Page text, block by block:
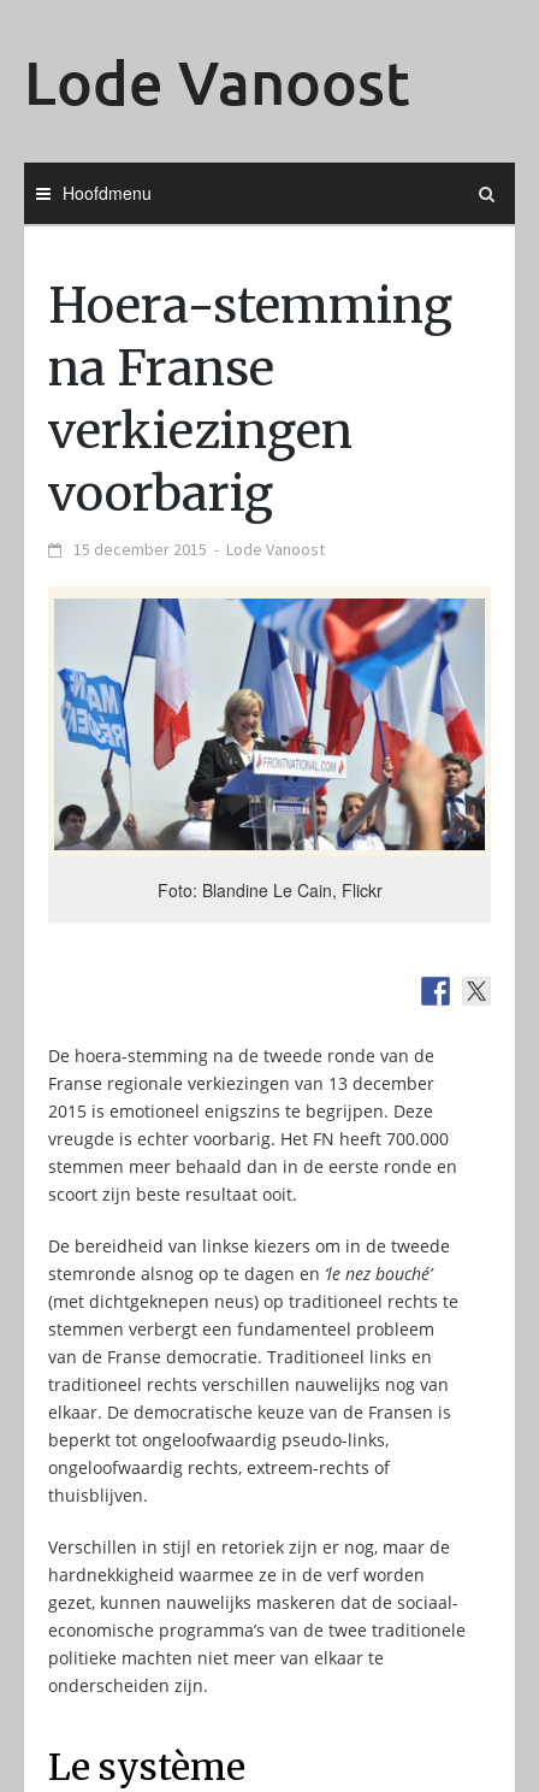
Lode Vanoost
Hoofdmenu
Hoera-stemming
na Franse
verkiezingen
voorbarig
15 december 2015 - Lode Vanoost
Foto: Blandine Le Cain, Flickr
De hoera-stemming na de tweede ronde van de
Franse regionale verkiezingen van 13 december
2015 is emotioneel enigszins te begrijpen. Deze
vreugde is echter voorbarig. Het FN heeft 700.000
stemmen meer behaald dan in de eerste ronde en
scoort zijn beste resultaat ooit.
De bereidheid van linkse kiezers om in de tweede
stemronde alsnog op te dagen en ‘le nez bouché’
(met dichtgeknepen neus) op traditioneel rechts te
stemmen verbergt een fundamenteel probleem
van de Franse democratie. Traditioneel links en
traditioneel rechts verschillen nauwelijks nog van
elkaar. De democratische keuze van de Fransen is
beperkt tot ongeloofwaardig pseudo-links,
ongeloofwaardig rechts, extreem-rechts of
thuisblijven.
Verschillen in stijl en retoriek zijn er nog, maar de
hardnekkigheid waarmee ze in de verf worden
gezet, kunnen nauwelijks maskeren dat de sociaal-
economische programma’s van de twee traditionele
politieke machten niet meer van elkaar te
onderscheiden zijn.
Le système